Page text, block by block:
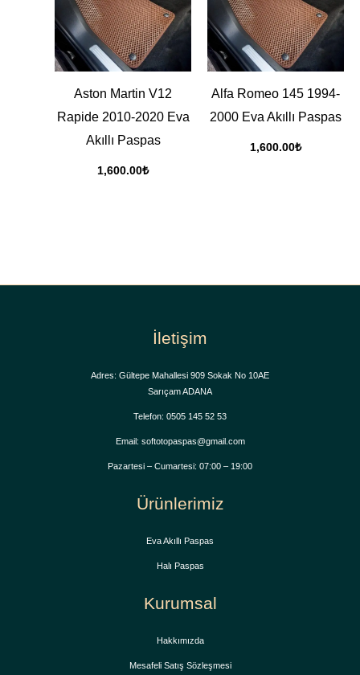
Aston Martin V12
Rapide 2010-2020 Eva
Akıllı Paspas
1,600.00₺
Alfa Romeo 145 1994-
2000 Eva Akıllı Paspas
1,600.00₺
İletişim
Adres: Gültepe Mahallesi 909 Sokak No 10AE
Sarıçam ADANA
Telefon: 0505 145 52 53
Email: softotopaspas@gmail.com
Pazartesi – Cumartesi: 07:00 – 19:00
Ürünlerimiz
Eva Akıllı Paspas
Halı Paspas
Kurumsal
Hakkımızda
Mesafeli Satış Sözleşmesi